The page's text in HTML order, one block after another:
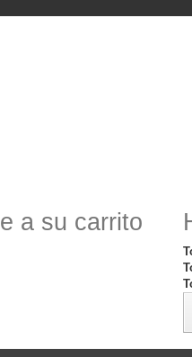
a su carrito